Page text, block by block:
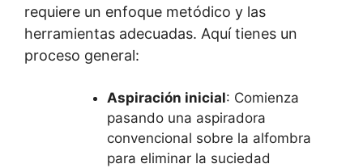
requiere un enfoque metódico y las
herramientas adecuadas. Aquí tienes un
proceso general:
Aspiración inicial: Comienza
pasando una aspiradora
convencional sobre la alfombra
para eliminar la suciedad